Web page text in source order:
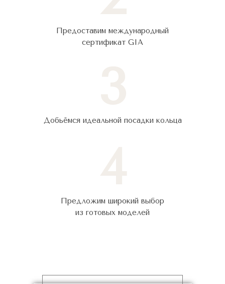
Предоставим международный
сертификат GIA
Добьёмся идеальной посадки кольца
Предложим широкий выбор
из готовых моделей